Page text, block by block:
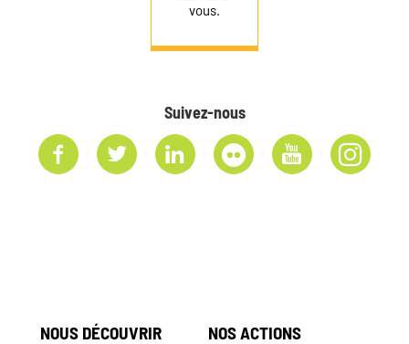
vous.
Suivez-nous
NOUS DÉCOUVRIR NOS ACTIONS